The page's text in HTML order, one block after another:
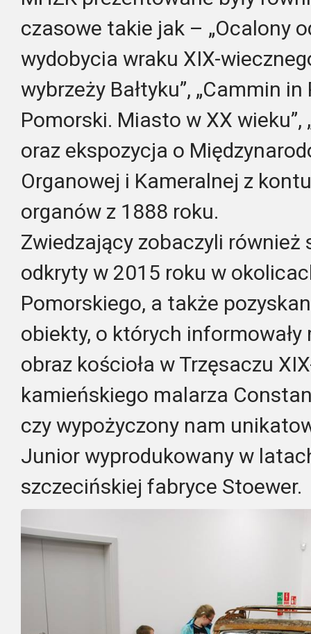
czasowe takie jak – „Ocalony
wydobycia wraku XIX-
wybrzeży Bałtyku”, „Cammin
Pomorski. Miasto w XX wieku”,
oraz ekspozycja o
Organowej i Kameralnej z
organów z 1888 roku.
Zwiedzający zobaczyli również
odkryty w 2015 roku w
Pomorskiego, a także
obiekty, o których
obraz kościoła w Trzęsaczu
kamieńskiego malarza
czy wypożyczony nam
Junior wyprodukowany w
szczecińskiej fabryce Stoewer.